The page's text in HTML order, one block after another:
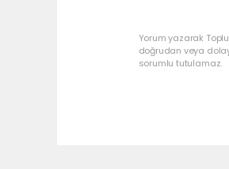
Yorum yazarak
doğrudan veya
sorumlu tutulamaz.